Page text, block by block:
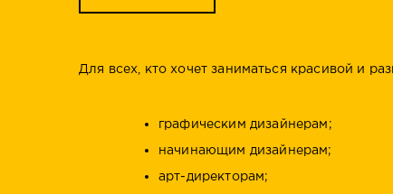
Для всех, кто хочет заниматься красивой и
графическим дизайнерам;
начинающим дизайнерам;
арт-директорам;